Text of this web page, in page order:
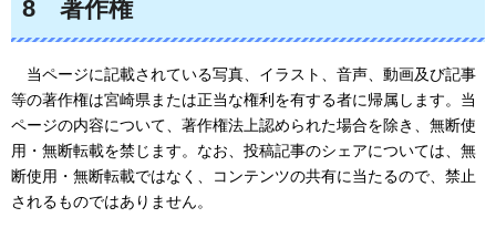
8 著作権
当ページに記載されている写真、イラスト、音声、動画及び記事
等の著作権は宮崎県または正当な権利を有する者に帰属します。当
ページの内容について、著作権法上認められた場合を除き、無断使
用・無断転載を禁じます。なお、投稿記事のシェアについては、無
断使用・無断転載ではなく、コンテンツの共有に当たるので、禁止
されるものではありません。